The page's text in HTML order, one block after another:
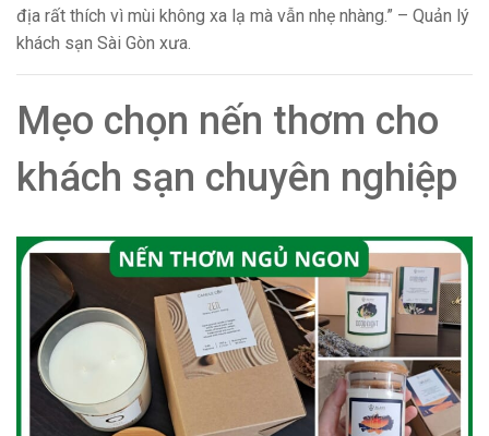
địa rất thích vì mùi không xa lạ mà vẫn nhẹ nhàng.” – Quản lý
khách sạn Sài Gòn xưa.
Mẹo chọn nến thơm cho
khách sạn chuyên nghiệp